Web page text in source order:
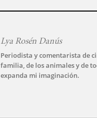
Lya Rosén Danús
Periodista y comentarista de
familia, de los animales y de
expanda mi imaginación.